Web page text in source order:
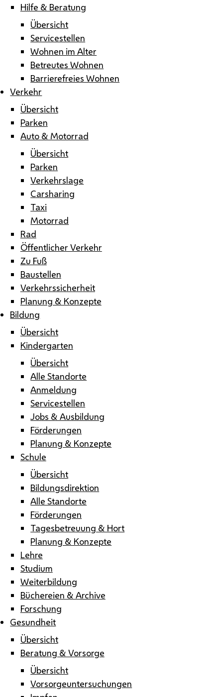
Hilfe & Beratung
Übersicht
Servicestellen
Wohnen im Alter
Betreutes Wohnen
Barrierefreies Wohnen
Verkehr
Übersicht
Parken
Auto & Motorrad
Übersicht
Parken
Verkehrslage
Carsharing
Taxi
Motorrad
Rad
Öffentlicher Verkehr
Zu Fuß
Baustellen
Verkehrssicherheit
Planung & Konzepte
Bildung
Übersicht
Kindergarten
Übersicht
Alle Standorte
Anmeldung
Servicestellen
Jobs & Ausbildung
Förderungen
Planung & Konzepte
Schule
Übersicht
Bildungsdirektion
Alle Standorte
Förderungen
Tagesbetreuung & Hort
Planung & Konzepte
Lehre
Studium
Weiterbildung
Büchereien & Archive
Forschung
Gesundheit
Übersicht
Beratung & Vorsorge
Übersicht
Vorsorgeuntersuchungen